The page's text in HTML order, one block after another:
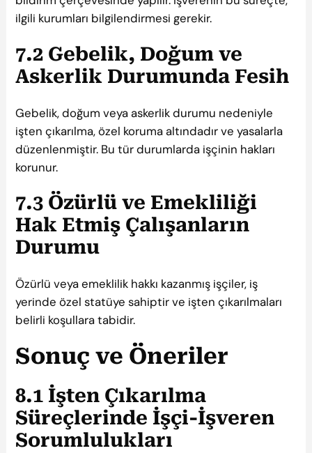
ilgili kurumları bilgilendirmesi gerekir.
7.2 Gebelik, Doğum ve
Askerlik Durumunda Fesih
Gebelik, doğum veya askerlik durumu nedeniyle
işten çıkarılma, özel koruma altındadır ve yasalarla
düzenlenmiştir. Bu tür durumlarda işçinin hakları
korunur.
7.3 Özürlü ve Emekliliği
Hak Etmiş Çalışanların
Durumu
Özürlü veya emeklilik hakkı kazanmış işçiler, iş
yerinde özel statüye sahiptir ve işten çıkarılmaları
belirli koşullara tabidir.
Sonuç ve Öneriler
8.1 İşten Çıkarılma
Süreçlerinde İşçi-İşveren
Sorumlulukları